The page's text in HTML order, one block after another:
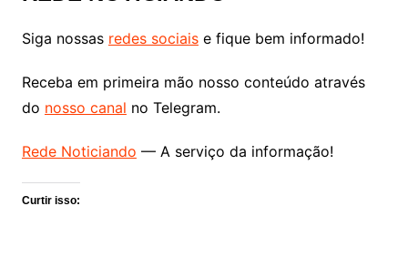
Siga nossas redes sociaise fique bem informado!
Receba em primeira mão nosso conteúdo através
do nosso canal no Telegram.
Rede Noticiando — A serviço da informação!
Curtir isso: